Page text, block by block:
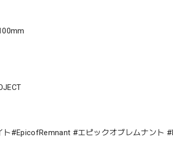
#EpicofRemnant #エピックオブレムナント